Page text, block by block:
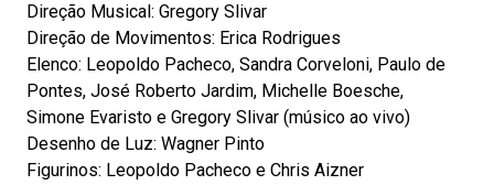
Direção Musical: Gregory Slivar
Direção de Movimentos: Erica Rodrigues
Elenco: Leopoldo Pacheco, Sandra Corveloni, Paulo de
Pontes, José Roberto Jardim, Michelle Boesche,
Simone Evaristo e Gregory Slivar (músico ao vivo)
Desenho de Luz: Wagner Pinto
Figurinos: Leopoldo Pacheco e Chris Aizner